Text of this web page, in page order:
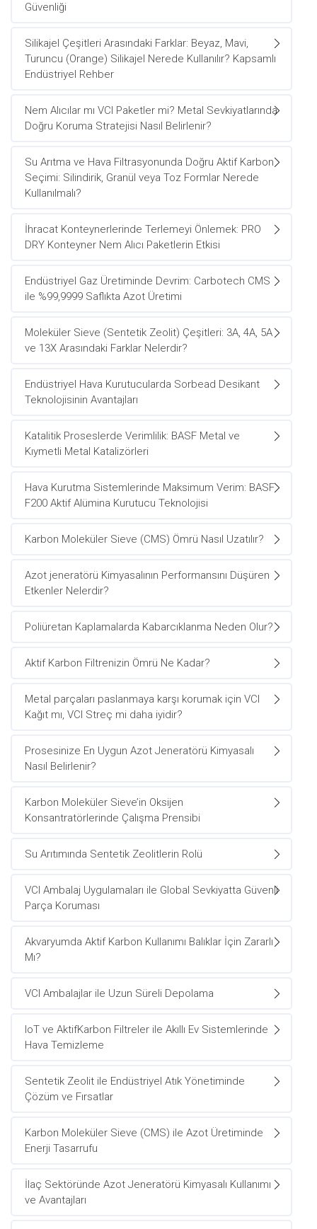
Güvenliği
Silikajel Çeşitleri Arasındaki Farklar: Beyaz, Mavi,
Turuncu (Orange) Silikajel Nerede Kullanılır? Kapsamlı
Endüstriyel Rehber
Nem Alıcılar mı VCI Paketler mi? Metal Sevkiyatlarında
Doğru Koruma Stratejisi Nasıl Belirlenir?
Su Arıtma ve Hava Filtrasyonunda Doğru Aktif Karbon
Seçimi: Silindirik, Granül veya Toz Formlar Nerede
Kullanılmalı?
İhracat Konteynerlerinde Terlemeyi Önlemek: PRO
DRY Konteyner Nem Alıcı Paketlerin Etkisi
Endüstriyel Gaz Üretiminde Devrim: Carbotech CMS
ile %99,9999 Saflıkta Azot Üretimi
Moleküler Sieve (Sentetik Zeolit) Çeşitleri: 3A, 4A, 5A
ve 13X Arasındaki Farklar Nelerdir?
Endüstriyel Hava Kurutucularda Sorbead Desikant
Teknolojisinin Avantajları
Katalitik Proseslerde Verimlilik: BASF Metal ve
Kıymetli Metal Katalizörleri
Hava Kurutma Sistemlerinde Maksimum Verim: BASF
F200 Aktif Alümina Kurutucu Teknolojisi
Karbon Moleküler Sieve (CMS) Ömrü Nasıl Uzatılır?
Azot jeneratörü Kimyasalının Performansını Düşüren
Etkenler Nelerdir?
Poliüretan Kaplamalarda Kabarcıklanma Neden Olur?
Aktif Karbon Filtrenizin Ömrü Ne Kadar?
Metal parçaları paslanmaya karşı korumak için VCI
Kağıt mı, VCI Streç mi daha iyidir?
Prosesinize En Uygun Azot Jeneratörü Kimyasalı
Nasıl Belirlenir?
Karbon Moleküler Sieve’in Oksijen
Konsantratörlerinde Çalışma Prensibi
Su Arıtımında Sentetik Zeolitlerin Rolü
VCI Ambalaj Uygulamaları ile Global Sevkiyatta Güvenli
Parça Koruması
Akvaryumda Aktif Karbon Kullanımı Balıklar İçin Zararlı
Mı?
VCI Ambalajlar ile Uzun Süreli Depolama
IoT ve AktifKarbon Filtreler ile Akıllı Ev Sistemlerinde
Hava Temizleme
Sentetik Zeolit ile Endüstriyel Atık Yönetiminde
Çözüm ve Fırsatlar
Karbon Moleküler Sieve (CMS) ile Azot Üretiminde
Enerji Tasarrufu
İlaç Sektöründe Azot Jeneratörü Kimyasalı Kullanımı
ve Avantajları